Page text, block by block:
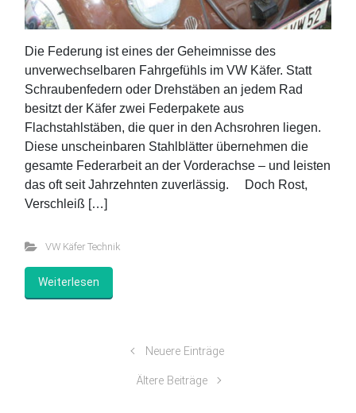
Die Federung ist eines der Geheimnisse des
unverwechselbaren Fahrgefühls im VW Käfer. Statt
Schraubenfedern oder Drehstäben an jedem Rad
besitzt der Käfer zwei Federpakete aus
Flachstahlstäben, die quer in den Achsrohren liegen.
Diese unscheinbaren Stahlblätter übernehmen die
gesamte Federarbeit an der Vorderachse – und leisten
das oft seit Jahrzehnten zuverlässig. Doch Rost,
Verschleiß […]
VW Käfer Technik
Weiterlesen
Neuere Einträge
Ältere Beiträge